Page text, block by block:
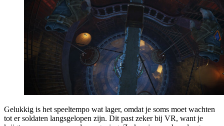
Gelukkig is het speeltempo wat lager, omdat je soms moet wachten
tot er soldaten langsgelopen zijn. Dit past zeker bij VR, want je